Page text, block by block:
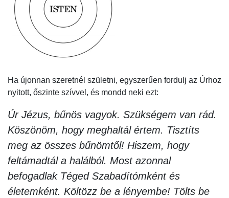
Ha újonnan szeretnél születni, egyszerűen fordulj az Úrhoz
nyitott, őszinte szívvel, és mondd neki ezt:
Úr Jézus, bűnös vagyok. Szükségem van rád.
Köszönöm, hogy meghaltál értem. Tisztíts
meg az összes bűnömtől! Hiszem, hogy
feltámadtál a halálból. Most azonnal
befogadlak Téged Szabadítómként és
életemként. Költözz be a lényembe! Tölts be